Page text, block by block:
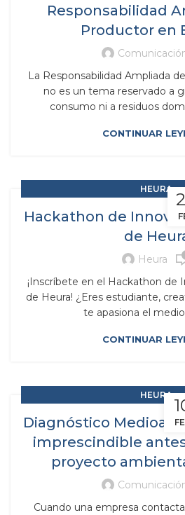
Responsabilidad
Productor en
La Responsabilidad Ampliada
no es un tema reservado a
consumo ni a residuos
CONTINUAR
HEURA,
RAP RESPONSABILIDAD
SCRAPS
Hackathon de
de
Heura
¡Inscríbete en el Hackathon de
de Heura! ¿Eres estudiante,
te apasiona el
CONTINUAR
HEURA,
RAP RESPONSABILIDAD
SCRAPS
Diagnóstico
imprescindible
proyecto
Cuando una empresa